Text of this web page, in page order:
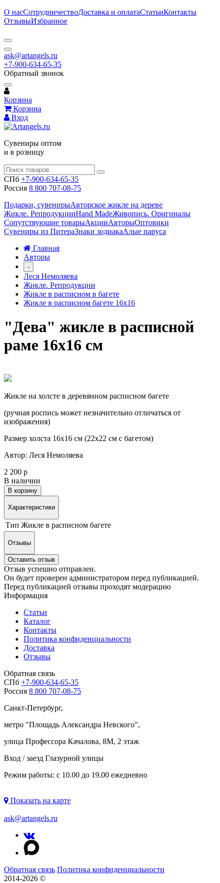
О насСотрудничествоДоставка и оплатаСтатьиКонтакты
ОтзывыИзбранное
ask@artangels.ru
+7-900-634-65-35
Обратный звонок
Корзина
Корзина
Вход
Сувениры оптом
и в розницу
СПб +7-900-634-65-35
Россия 8 800 707-08-75
Подарки, сувенирыАвторское жикле на дереве
Жикле. РепродукцииHand MadeЖивопись. Оригиналы
Сопутствующие товарыАкцииАвторыОптовики
Сувениры из ПитераЗнаки зодиакаАлые паруса
Главная
Авторы
-
Леся Немоляева
Жикле. Репродукции
Жикле в расписном в багете
Жикле в расписном багете 16х16
"Дева" жикле в расписной
раме 16х16 см
Жикле на холсте в деревянном расписном багете
(ручная роспись может незначительно отличаться от
изображения)
Размер холста 16х16 см (22х22 см с багетом)
Автор: Леся Немоляева
2 200 р
В наличии
В корзину
Характеристики
Тип Жикле в расписном багете
Отзывы
Оставить отзыв
Отзыв успешно отправлен.
Он будет проверен администратором перед публикацией.
Перед публикацией отзывы проходят модерацию
Информация
Статьи
Каталог
Контакты
Политика конфиденциальности
Доставка
Отзывы
Обратная связь
СПб +7-900-634-65-35
Россия 8 800 707-08-75
Санкт-Петербург,
метро "Площадь Александра Невского",
улица Профессора Качалова, 8М, 2 этаж
Вход / заезд Глазурной улицы
Режим работы: с 10.00 до 19.00 ежедневно
Показать на карте
ask@artangels.ru
Обратная связь Политика конфиденциальности
2014-2026 ©